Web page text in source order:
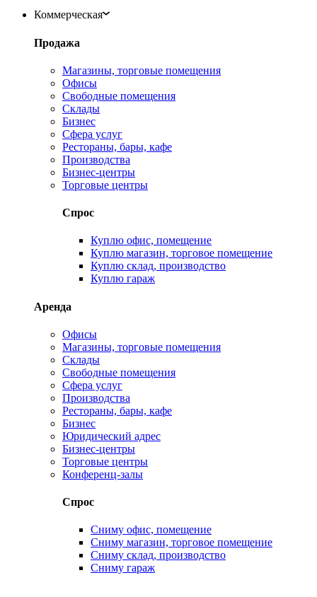
Коммерческая
Продажа
Магазины, торговые помещения
Офисы
Свободные помещения
Склады
Бизнес
Сфера услуг
Рестораны, бары, кафе
Производства
Бизнес-центры
Торговые центры
Спрос
Куплю офис, помещение
Куплю магазин, торговое помещение
Куплю склад, производство
Куплю гараж
Аренда
Офисы
Магазины, торговые помещения
Склады
Свободные помещения
Сфера услуг
Производства
Рестораны, бары, кафе
Бизнес
Юридический адрес
Бизнес-центры
Торговые центры
Конференц-залы
Спрос
Сниму офис, помещение
Сниму магазин, торговое помещение
Сниму склад, производство
Сниму гараж